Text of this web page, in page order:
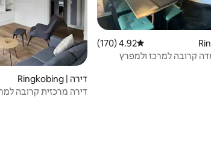
דירוג ממוצע של 4.92 מתוך 5, 170 ביקורות
4.92 (170)
קרובה למרכז ולמפרץ
דירה | Ringkobing
דירה מרכזית קרובה